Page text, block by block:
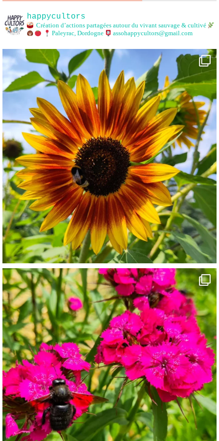
happycultors
Création d’actions partagées autour du vivant sauvage & cultivé
Paleyrac, Dordogne
assohappycultors@gmail.com